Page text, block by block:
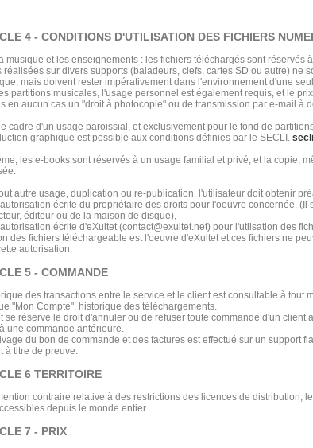
4 - CONDITIONS D'UTILISATION DES FICHIERS
musique et les enseignements : les fichiers téléchargés sont réservés
réalisées sur divers supports (baladeurs, clefs, cartes SD ou autre) ne
mais doivent rester impérativement dans l'environnement d'une
partitions musicales, l'usage personnel est également requis, et le
en aucun cas un "droit à photocopie" ou de transmission par e-mail à
cadre d'un usage paroissial, et exclusivement pour le fond de
graphique est possible aux conditions définies par le SECLI.
les e-books sont réservés à un usage familial et privé, et la copie,
autre usage, duplication ou re-publication, l'utilisateur doit obtenir
écrite du propriétaire des droits pour l'oeuvre concernée. (Il
éditeur ou de la maison de disque),
écrite d'eXultet (contact@exultet.net) pour l'utilsation des
des fichiers téléchargeable est l'oeuvre d'eXultet et ces fichiers ne
autorisation.
5 - COMMANDE
des transactions entre le service et le client est consultable à tout
"Mon Compte", historique des téléchargements.
se réserve le droit d'annuler ou de refuser toute commande d'un client
une commande antérieure.
du bon de commande et des factures est effectué sur un support
à titre de preuve.
6 TERRITOIRE
contraire relative à des restrictions des licences de distribution,
depuis le monde entier.
7 - PRIX